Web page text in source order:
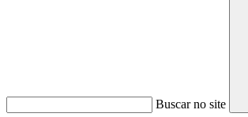
Buscar no site